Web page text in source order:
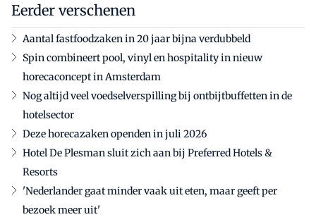
Eerder verschenen
Aantal fastfoodzaken in 20 jaar bijna verdubbeld
Spin combineert pool, vinyl en hospitality in nieuw
horecaconcept in Amsterdam
Nog altijd veel voedselverspilling bij ontbijtbuffetten in de
hotelsector
Deze horecazaken openden in juli 2026
Hotel De Plesman sluit zich aan bij Preferred Hotels &
Resorts
'Nederlander gaat minder vaak uit eten, maar geeft per
bezoek meer uit'